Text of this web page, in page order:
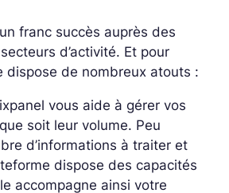
franc succès auprès des
d’activité. Et pour
dispose de nombreux atouts :
vous aide à gérer vos
soit leur volume. Peu
d’informations à traiter et
dispose des capacités
accompagne ainsi votre